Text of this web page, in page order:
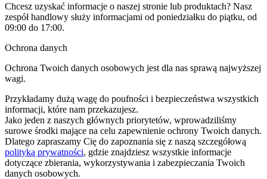
Chcesz uzyskać informacje o naszej stronie lub produktach? Nasz
zespół handlowy służy informacjami od poniedziałku do piątku, od
09:00 do 17:00.
Ochrona danych
Ochrona Twoich danych osobowych jest dla nas sprawą najwyższej
wagi.
Przykładamy dużą wagę do poufności i bezpieczeństwa wszystkich
informacji, które nam przekazujesz.
Jako jeden z naszych głównych priorytetów, wprowadziliśmy
surowe środki mające na celu zapewnienie ochrony Twoich danych.
Dlatego zapraszamy Cię do zapoznania się z naszą szczegółową
polityką prywatności, gdzie znajdziesz wszystkie informacje
dotyczące zbierania, wykorzystywania i zabezpieczania Twoich
danych osobowych.